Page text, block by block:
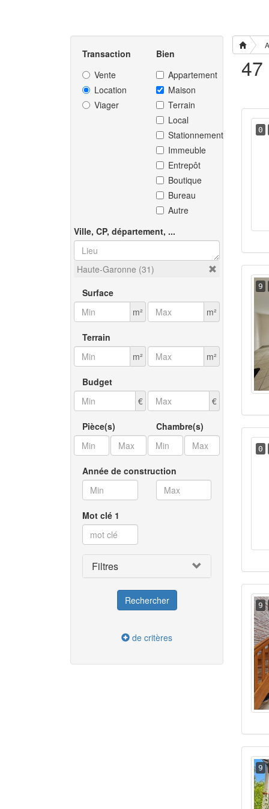
Transaction
Vente
Location
Viager
Bien
Appartement
Maison
Terrain
Local
Stationnement
Immeuble
Entrepôt
Boutique
Bureau
Autre
Ville, CP, département, ...
Haute-Garonne (31)
Surface
m²
m²
Terrain
m²
m²
Budget
€
€
Pièce(s) Chambre(s)
Année de construction
Mot clé 1
Filtres
de critères
0
9
0
9
9